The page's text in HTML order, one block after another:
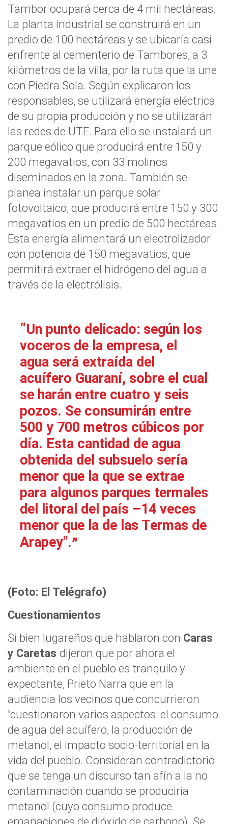
Tambor ocupará cerca de 4 mil hectáreas.
La planta industrial se construirá en un
predio de 100 hectáreas y se ubicaría casi
enfrente al cementerio de Tambores, a 3
kilómetros de la villa, por la ruta que la une
con Piedra Sola. Según explicaron los
responsables, se utilizará energía eléctrica
de su propia producción y no se utilizarán
las redes de UTE. Para ello se instalará un
parque eólico que producirá entre 150 y
200 megavatios, con 33 molinos
diseminados en la zona. También se
planea instalar un parque solar
fotovoltaico, que producirá entre 150 y 300
megavatios en un predio de 500 hectáreas.
Esta energía alimentará un electrolizador
con potencia de 150 megavatios, que
permitirá extraer el hidrógeno del agua a
través de la electrólisis.
Un punto delicado: según los
voceros de la empresa, el
agua será extraída del
acuífero Guaraní, sobre el cual
se harán entre cuatro y seis
pozos. Se consumirán entre
500 y 700 metros cúbicos por
día. Esta cantidad de agua
obtenida del subsuelo sería
menor que la que se extrae
para algunos parques termales
del litoral del país –14 veces
menor que la de las Termas de
Arapey".
(Foto: El Telégrafo)
Cuestionamientos
Si bien lugareños que hablaron con Caras
y Caretas dijeron que por ahora el
ambiente en el pueblo es tranquilo y
expectante, Prieto Narra que en la
audiencia los vecinos que concurrieron
"cuestionaron varios aspectos: el consumo
de agua del acuífero, la producción de
metanol, el impacto socio-territorial en la
vida del pueblo. Consideran contradictorio
que se tenga un discurso tan afín a la no
contaminación cuando se produciría
metanol (cuyo consumo produce
emanaciones de dióxido de carbono). Se